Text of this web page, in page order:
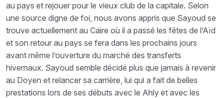
au pays et rejouer pour le vieux club de la capitale. Selon
une source digne de foi, nous avons appris que Sayoud se
trouve actuellement au Caire où il a passé les fêtes de l’Aïd
et son retour au pays se fera dans les prochains jours
avant même l’ouverture du marché des transferts
hivernaux. Sayoud semble décidé plus que jamais à revenir
au Doyen et relancer sa carrière, lui qui a fait de belles
prestations lors de ses débuts avec le Ahly et avec les